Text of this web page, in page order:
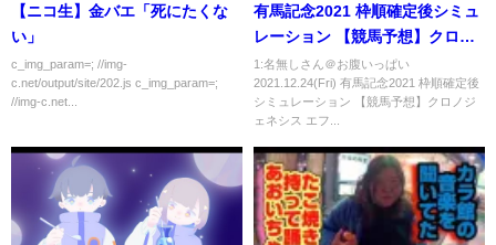
【ニコ生】金バエ「死にたくな
い」
c_img_param=; //img-
c.net/output/site/202.js c_img_param=;
//img-c.net...
有馬記念2021 枠順確定後シミュ
レーション 【競馬予想】クロノ
ジェネシス エフフォーリア タイ
トルホルダー キセキ メロディー
レーン アリストテレス アカイイ
1:名無しさん＠お腹いっぱい
2021.12.24(Fri) 有馬記念2021 枠順確定後
シミュレーション 【競馬予想】クロノジ
ェネシス エフ...